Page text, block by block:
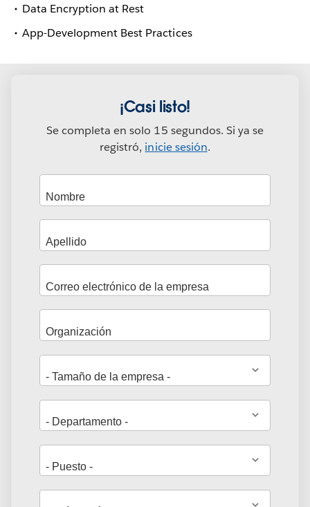
Data Encryption at Rest
App-Development Best Practices
¡Casi listo!
Se completa en solo 15 segundos. Si ya se
registró, inicie sesión.